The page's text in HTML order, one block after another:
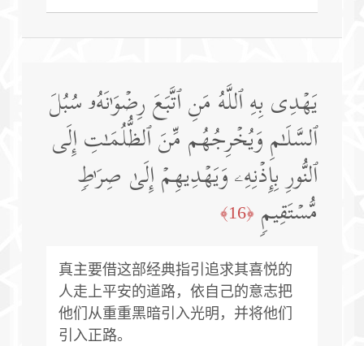
یَهۡدِی بِهِ ٱللَّهُ مَنِ ٱتَّبَعَ رِضۡوَ ٰ⁠نَهُۥ سُبُلَ
ٱلسَّلَـٰمِ وَیُخۡرِجُهُم مِّنَ ٱلظُّلُمَـٰتِ إِلَى
ٱلنُّورِ بِإِذۡنِهِۦ وَیَهۡدِیهِمۡ إِلَىٰ صِرَ ٰ⁠طࣲ
مُّسۡتَقِیمࣲ ﴿16﴾
真主要借这部经典指引追求其喜悦的
人走上平安的道路，依自己的意志把
他们从重重黑暗引入光明，并将他们
引入正路。